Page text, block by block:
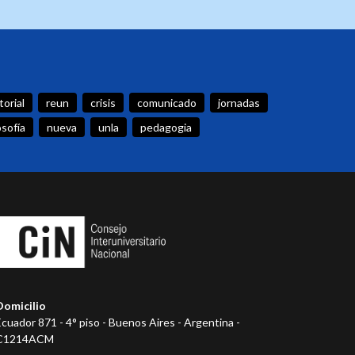
reun crisis comunicado
jornadas
nueva unla pedagogia
871 - 4° piso - Buenos Aires - Argentina -